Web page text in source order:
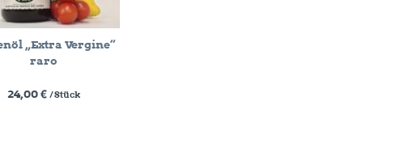
„Extra Vergine“
raro
24,00 € / Stück